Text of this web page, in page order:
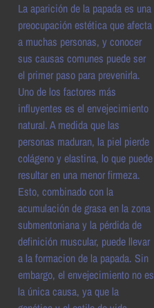
La aparición de la papada es una
preocupación estética que afecta
a muchas personas, y conocer
sus causas comunes puede ser
el primer paso para prevenirla.
Uno de los factores más
influyentes es el envejecimiento
natural. A medida que las
personas maduran, la piel pierde
colágeno y elastina, lo que puede
resultar en una menor firmeza.
Esto, combinado con la
acumulación de grasa en la zona
submentoniana y la pérdida de
definición muscular, puede llevar
a la formacion de la papada. Sin
embargo, el envejecimiento no es
la única causa, ya que la